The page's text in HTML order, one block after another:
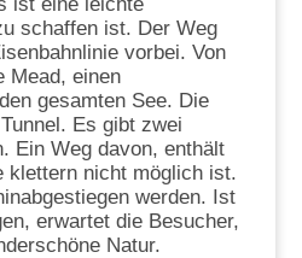
schaffen ist. Der Weg
vorbei. Von
Mead, einen
gesamten See. Die
Es gibt zwei
Ein Weg davon, enthält
klettern nicht möglich ist.
werden. Ist
erwartet die Besucher,
Natur.